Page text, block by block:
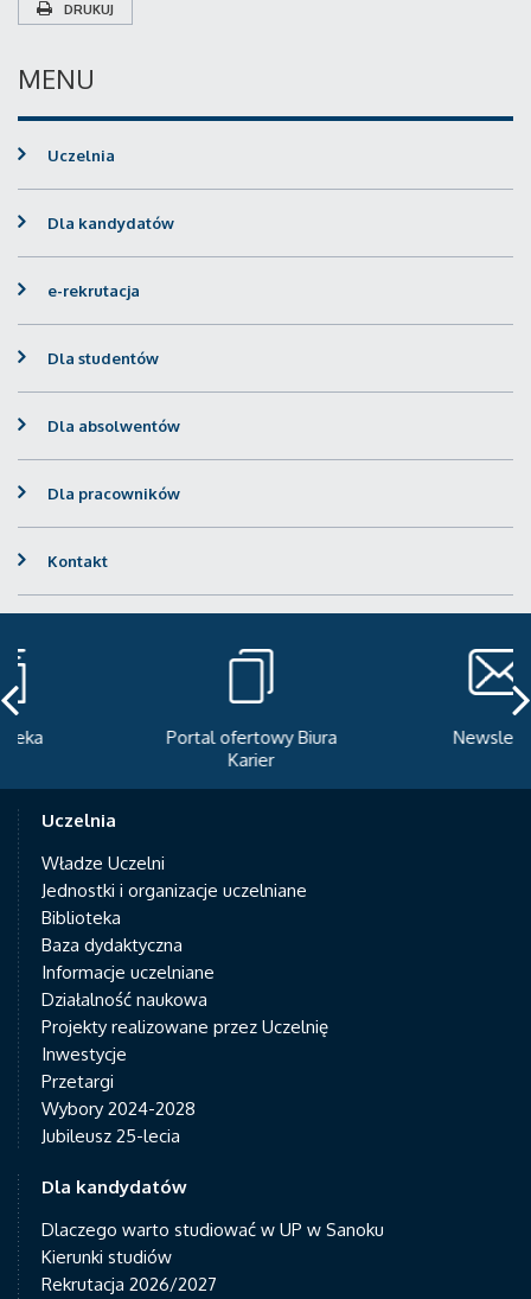
DRUKUJ
MENU
Uczelnia
Dla kandydatów
e-rekrutacja
Dla studentów
Dla absolwentów
Dla pracowników
Kontakt
Portal ofertowy Biura
Uczelnia
Władze Uczelni
Jednostki i organizacje uczelniane
Biblioteka
Baza dydaktyczna
Informacje uczelniane
Działalność naukowa
Projekty realizowane przez Uczelnię
Inwestycje
Przetargi
Wybory 2024-2028
Jubileusz 25-lecia
Dla kandydatów
Dlaczego warto studiować w UP w Sanoku
Kierunki studiów
Rekrutacja 2026/2027